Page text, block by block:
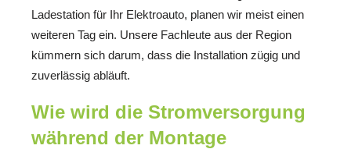
Ladestation für Ihr Elektroauto, planen wir meist einen
weiteren Tag ein. Unsere Fachleute aus der Region
kümmern sich darum, dass die Installation zügig und
zuverlässig abläuft.
Wie wird die Stromversorgung
während der Montage